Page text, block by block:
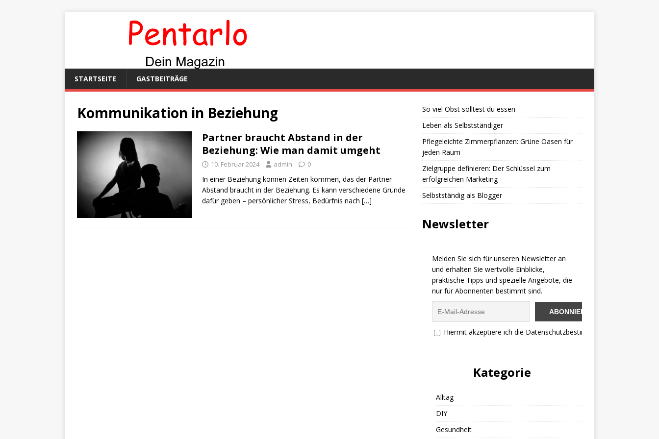
STARTSEITE GASTBEITRÄGE
Kommunikation in Beziehung
Partner braucht Abstand in der
Beziehung: Wie man damit umgeht
10. Februar 2024 admin 0
In einer Beziehung können Zeiten kommen, das der Partner
Abstand braucht in der Beziehung. Es kann verschiedene Gründe
dafür geben – persönlicher Stress, Bedürfnis nach […]
So viel Obst solltest du essen
Leben als Selbstständiger
Pflegeleichte Zimmerpflanzen: Grüne Oasen für
jeden Raum
Zielgruppe definieren: Der Schlüssel zum
erfolgreichen Marketing
Selbstständig als Blogger
Newsletter
Melden Sie sich für unseren Newsletter an
und erhalten Sie wertvolle Einblicke,
praktische Tipps und spezielle Angebote, die
nur für Abonnenten bestimmt sind.
Hiermit akzeptiere ich die Datenschutzbestimmungen
Kategorie
Alltag
DIY
Gesundheit